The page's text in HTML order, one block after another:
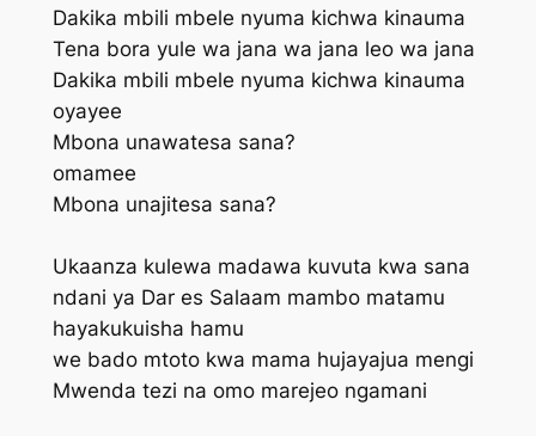
Dakika mbili mbele nyuma kichwa kinauma
Tena bora yule wa jana wa jana leo wa jana
Dakika mbili mbele nyuma kichwa kinauma
oyayee
Mbona unawatesa sana?
omamee
Mbona unajitesa sana?
Ukaanza kulewa madawa kuvuta kwa sana
ndani ya Dar es Salaam mambo matamu
hayakukuisha hamu
we bado mtoto kwa mama hujayajua mengi
Mwenda tezi na omo marejeo ngamani